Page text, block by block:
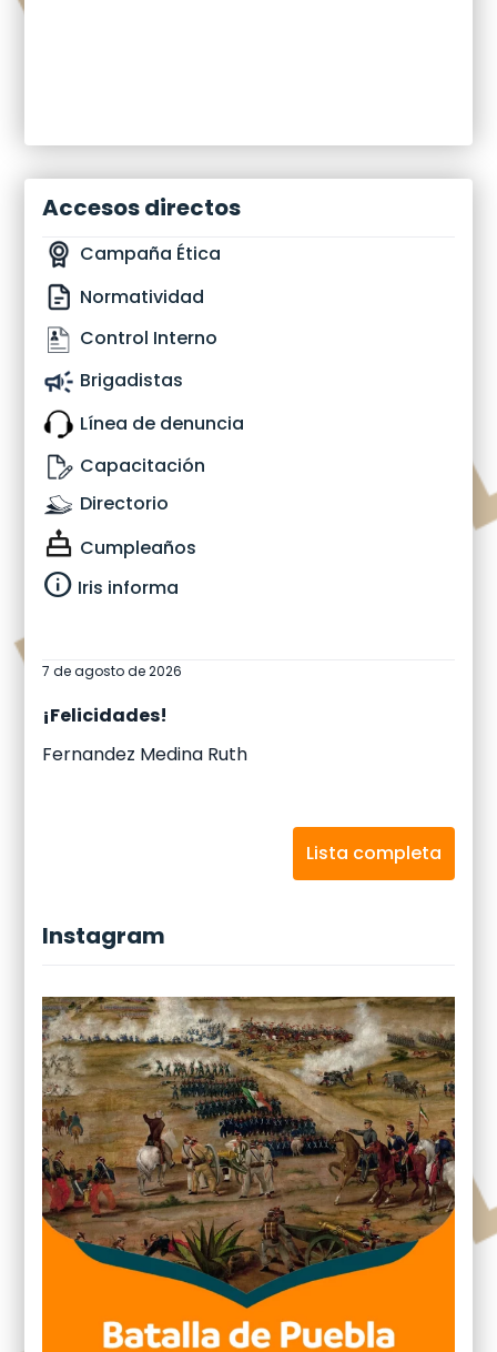
Accesos directos
Campaña Ética
Normatividad
Control Interno
Brigadistas
Línea de denuncia
Capacitación
Directorio
Cumpleaños
info Iris informa
7 de agosto de 2026
¡Felicidades!
Hinojosa Espinoza Sandra Leticia
Lista completa
Instagram